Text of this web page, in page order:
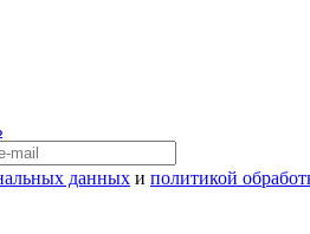
данных и политикой